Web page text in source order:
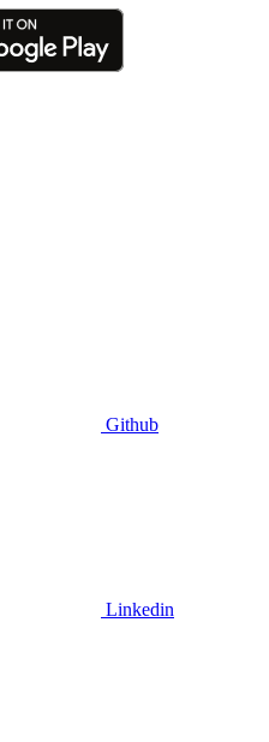
Github
Linkedin